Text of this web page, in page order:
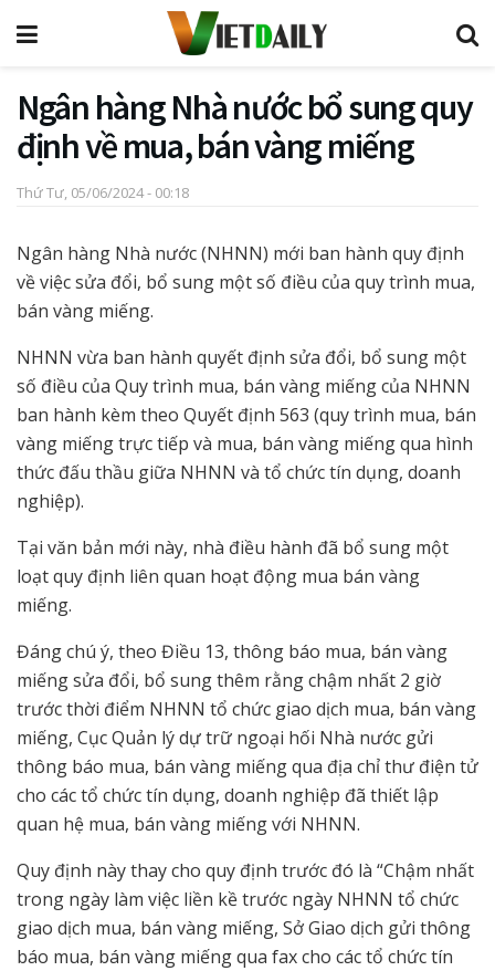
Ngân hàng Nhà nước bổ sung quy
định về mua, bán vàng miếng
Thứ Tư, 05/06/2024 - 00:18
Ngân hàng Nhà nước (NHNN) mới ban hành quy định
về việc sửa đổi, bổ sung một số điều của quy trình mua,
bán vàng miếng.
NHNN vừa ban hành quyết định sửa đổi, bổ sung một
số điều của Quy trình mua, bán vàng miếng của NHNN
ban hành kèm theo Quyết định 563 (quy trình mua, bán
vàng miếng trực tiếp và mua, bán vàng miếng qua hình
thức đấu thầu giữa NHNN và tổ chức tín dụng, doanh
nghiệp).
Tại văn bản mới này, nhà điều hành đã bổ sung một
loạt quy định liên quan hoạt động mua bán vàng
miếng.
Đáng chú ý, theo Điều 13, thông báo mua, bán vàng
miếng sửa đổi, bổ sung thêm rằng chậm nhất 2 giờ
trước thời điểm NHNN tổ chức giao dịch mua, bán vàng
miếng, Cục Quản lý dự trữ ngoại hối Nhà nước gửi
thông báo mua, bán vàng miếng qua địa chỉ thư điện tử
cho các tổ chức tín dụng, doanh nghiệp đã thiết lập
quan hệ mua, bán vàng miếng với NHNN.
Quy định này thay cho quy định trước đó là “Chậm nhất
trong ngày làm việc liền kề trước ngày NHNN tổ chức
giao dịch mua, bán vàng miếng, Sở Giao dịch gửi thông
báo mua, bán vàng miếng qua fax cho các tổ chức tín